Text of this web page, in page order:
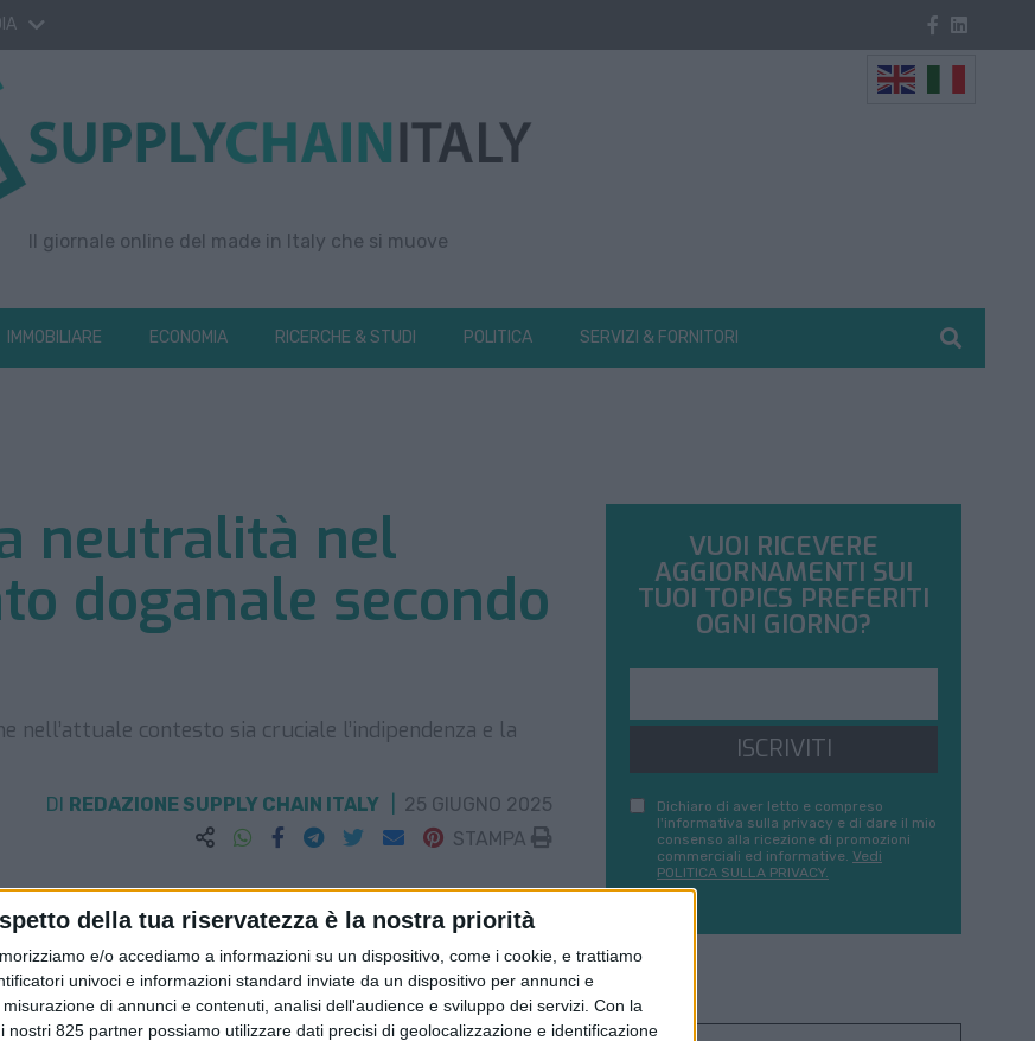
della tua riservatezza è la nostra priorità
e/o accediamo a informazioni su un dispositivo, come i cookie, e trattiamo
univoci e informazioni standard inviate da un dispositivo per annunci e
di annunci e contenuti, analisi dell'audience e sviluppo dei servizi. Con la
nostri 825 partner possiamo utilizzare dati precisi di geolocalizzazione e identificazione
Il giornale online del made in Italy che si muove
IMMOBILIARE ECONOMIA RICERCHE & STUDI POLITICA SERVIZI & FORNITORI
neutralità nel
doganale secondo
nell’attuale contesto sia cruciale l’indipendenza e la
DI REDAZIONE SUPPLY CHAIN ITALY
25 GIUGNO 2025
STAMPA
VUOI RICEVERE
AGGIORNAMENTI SUI
TUOI TOPICS PREFERITI
OGNI GIORNO?
ISCRIVITI
Dichiaro di aver letto e compreso
l'informativa sulla privacy e di dare il mio
consenso alla ricezione di promozioni
commerciali ed informative. Vedi
POLITICA SULLA PRIVACY.